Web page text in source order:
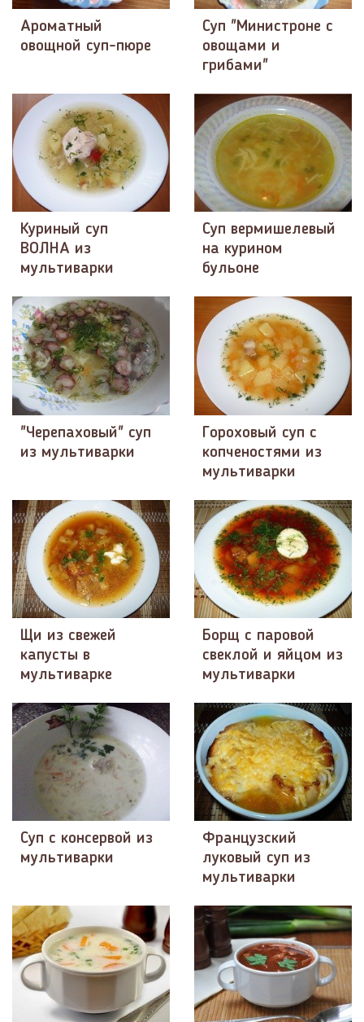
Ароматный
овощной суп-пюре
Суп "Министроне с
овощами и
грибами"
Куриный суп
ВОЛНА из
мультиварки
Суп вермишелевый
на курином
бульоне
"Черепаховый" суп
из мультиварки
Гороховый суп с
копченостями из
мультиварки
Щи из свежей
капусты в
мультиварке
Борщ с паровой
свеклой и яйцом из
мультиварки
Суп с консервой из
мультиварки
Французский
луковый суп из
мультиварки